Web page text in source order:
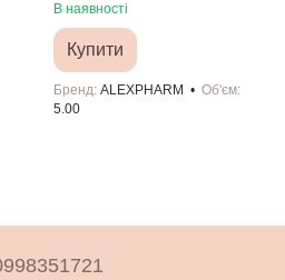
В наявності
Купити
Бренд ALEXPHARM
Об'єм
5.00